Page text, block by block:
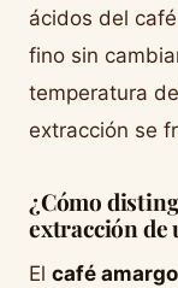
ácidos del
fino sin
temperatura
extracción se
¿Cómo
extracción de
El café amargo